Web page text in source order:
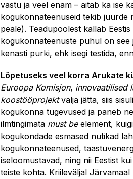
vastu ja veel enam – aitab ka ise
kogukonnateenuseid tekib juurde
peale). Teadupoolest kallab
kogukonnateenuste puhul on
kenasti purki, ehk isegi testida,
Lõpetuseks veel korra Arukate
Euroopa Komisjon, innovaatilised
koostööprojektvälja jätta, siis
kogukonna tugevused ja paneb
ilmtingimata must beelement,
kogukondade esmased nutikad
kogukonnateenused,
iseloomustavad, ning nii Eestist
teiste kohta. Kriileväljal